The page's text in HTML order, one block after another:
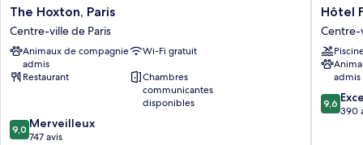
The
Hoxton,
Paris
Centre-
ville
de
The Hoxton, Paris
Centre-ville de Paris
Animaux de compagnie
admis
Wi-Fi gratuit
Restaurant
Chambres
communicantes
disponibles
9.0
sur
9,0 Merveilleux
747 avis
Hôtel
Filigrane
&
Spa
Centre-
ville
de
Paris
Hôtel
Centre-
admis
9.6
sur
9,6
390